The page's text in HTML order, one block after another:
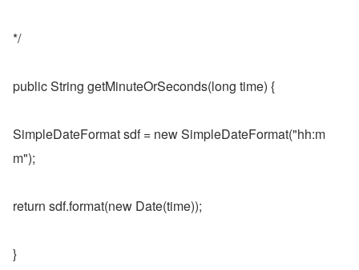
*/
public String getMinuteOrSeconds(long time) {
SimpleDateFormat sdf = new SimpleDateFormat("hh:m
m");
return sdf.format(new Date(time));
}